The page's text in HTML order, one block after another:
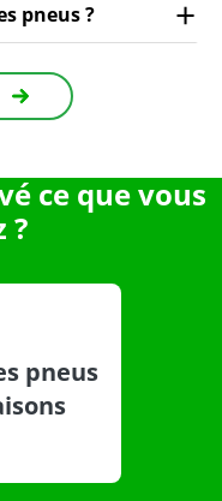
pneus ?
ce que vous
?
pneus